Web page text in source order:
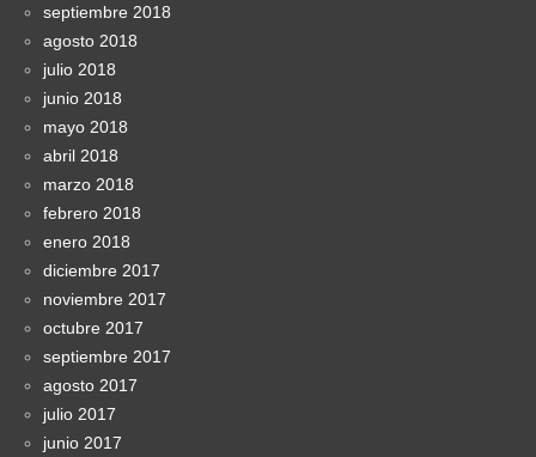
septiembre 2018
agosto 2018
julio 2018
junio 2018
mayo 2018
abril 2018
marzo 2018
febrero 2018
enero 2018
diciembre 2017
noviembre 2017
octubre 2017
septiembre 2017
agosto 2017
julio 2017
junio 2017